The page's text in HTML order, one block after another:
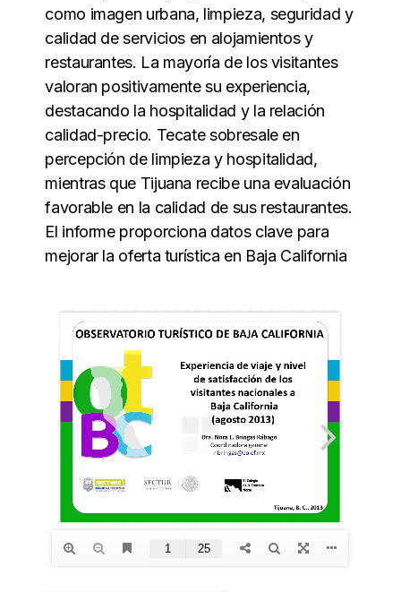
como imagen urbana, limpieza, seguridad y
calidad de servicios en alojamientos y
restaurantes. La mayoría de los visitantes
valoran positivamente su experiencia,
destacando la hospitalidad y la relación
calidad-precio. Tecate sobresale en
percepción de limpieza y hospitalidad,
mientras que Tijuana recibe una evaluación
favorable en la calidad de sus restaurantes.
El informe proporciona datos clave para
mejorar la oferta turística en Baja California